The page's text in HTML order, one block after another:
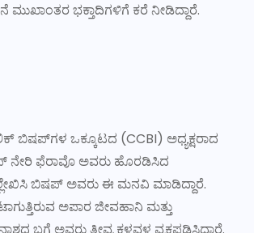
ಮುಖಾಂತರ ಭಕ್ತಾದಿಗಳಿಗೆ ಕರೆ ನೀಡಿದ್ದಾರೆ.
ಬಿಷಪ್‌ಗಳ ಒಕ್ಕೂಟದ (CCBI) ಅಧ್ಯಕ್ಷರಾದ
ನೇರಿ ಫೆರಾವೊ ಅವರು ಹೊರಡಿಸಿದ
ಬಿಷಪ್ ಅವರು ಈ ಮನವಿ ಮಾಡಿದ್ದಾರೆ.
ಅಪಾರ ಜೀವಹಾನಿ ಮತ್ತು